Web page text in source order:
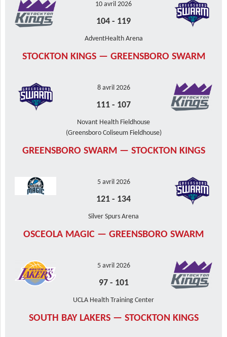
10 avril 2026
104 - 119
AdventHealth Arena
STOCKTON KINGS — GREENSBORO SWARM
8 avril 2026
111 - 107
Novant Health Fieldhouse
(Greensboro Coliseum Fieldhouse)
GREENSBORO SWARM — STOCKTON KINGS
5 avril 2026
121 - 134
Silver Spurs Arena
OSCEOLA MAGIC — GREENSBORO SWARM
5 avril 2026
97- 101
UCLA Health Training Center
SOUTH BAY LAKERS — STOCKTON KINGS